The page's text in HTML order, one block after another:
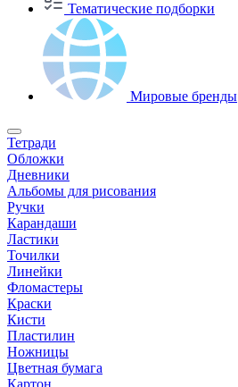
Тематические подборки
Мировые бренды
Тетради
Обложки
Дневники
Альбомы для рисования
Ручки
Карандаши
Ластики
Точилки
Линейки
Фломастеры
Краски
Кисти
Пластилин
Ножницы
Цветная бумага
Картон